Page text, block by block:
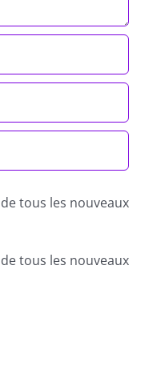
tous les nouveaux
tous les nouveaux